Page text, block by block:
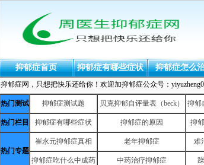
抑郁症首页 抑郁症有哪些症状 抑郁症怎么
抑郁症网，只想把快乐还给你！欢迎加抑郁症公众号：
热门测试 抑郁症测试题 贝克抑郁自评量表（beck） 抑郁
热门栏目 抑郁症有哪些症状 抑郁症的原因 抑
热门专题
崔永元抑郁症真相 老年抑郁症 难
抑郁症吃什么中成药 中药治疗抑郁症